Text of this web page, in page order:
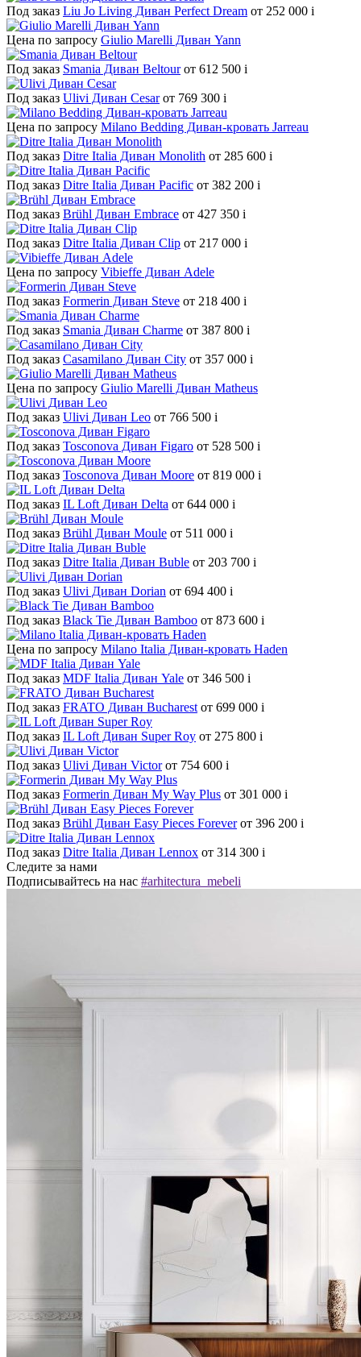
Под заказ Liu Jo Living Диван Perfect Dream от 252 000 i
Цена по запросу Giulio Marelli Диван Yann
Под заказ Smania Диван Beltour от 612 500 i
Под заказ Ulivi Диван Cesar от 769 300 i
Цена по запросу Milano Bedding Диван-кровать Jarreau
Под заказ Ditre Italia Диван Monolith от 285 600 i
Под заказ Ditre Italia Диван Pacific от 382 200 i
Под заказ Brühl Диван Embrace от 427 350 i
Под заказ Ditre Italia Диван Clip от 217 000 i
Цена по запросу Vibieffe Диван Adele
Под заказ Formerin Диван Steve от 218 400 i
Под заказ Smania Диван Charme от 387 800 i
Под заказ Casamilano Диван City от 357 000 i
Цена по запросу Giulio Marelli Диван Matheus
Под заказ Ulivi Диван Leo от 766 500 i
Под заказ Tosconova Диван Figaro от 528 500 i
Под заказ Tosconova Диван Moore от 819 000 i
Под заказ IL Loft Диван Delta от 644 000 i
Под заказ Brühl Диван Moule от 511 000 i
Под заказ Ditre Italia Диван Buble от 203 700 i
Под заказ Ulivi Диван Dorian от 694 400 i
Под заказ Black Tie Диван Bamboo от 873 600 i
Цена по запросу Milano Italia Диван-кровать Haden
Под заказ MDF Italia Диван Yale от 346 500 i
Под заказ FRATO Диван Bucharest от 699 000 i
Под заказ IL Loft Диван Super Roy от 275 800 i
Под заказ Ulivi Диван Victor от 754 600 i
Под заказ Formerin Диван My Way Plus от 301 000 i
Под заказ Brühl Диван Easy Pieces Forever от 396 200 i
Под заказ Ditre Italia Диван Lennox от 314 300 i
Следите за нами
Подписывайтесь на нас #arhitectura_mebeli